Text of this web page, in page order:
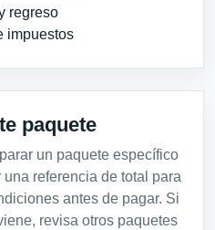
regreso
impuestos
paquete
un paquete específico
referencia de total para
antes de pagar. Si
revisa otros paquetes